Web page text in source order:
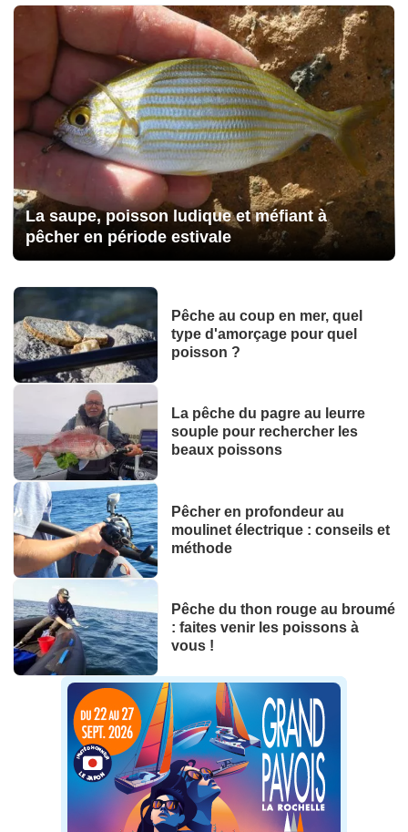
La saupe, poisson ludique et méfiant à
pêcher en période estivale
Pêche au coup en mer, quel
type d'amorçage pour quel
poisson ?
La pêche du pagre au leurre
souple pour rechercher les
beaux poissons
Pêcher en profondeur au
moulinet électrique : conseils et
méthode
Pêche du thon rouge au broumé
: faites venir les poissons à
vous !